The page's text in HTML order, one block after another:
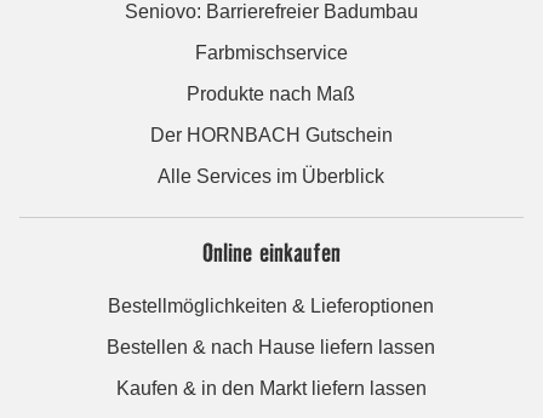
Seniovo: Barrierefreier Badumbau
Farbmischservice
Produkte nach Maß
Der HORNBACH Gutschein
Alle Services im Überblick
Online einkaufen
Bestellmöglichkeiten & Lieferoptionen
Bestellen & nach Hause liefern lassen
Kaufen & in den Markt liefern lassen